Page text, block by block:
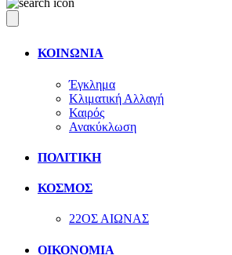
ΚΟΙΝΩΝΙΑ
Έγκλημα
Κλιματική Αλλαγή
Καιρός
Ανακύκλωση
ΠΟΛΙΤΙΚΗ
ΚΟΣΜΟΣ
22ΟΣ ΑΙΩΝΑΣ
ΟΙΚΟΝΟΜΙΑ